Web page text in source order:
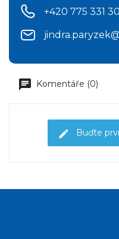
+420 775 331
Komentáře (0)
Buďte